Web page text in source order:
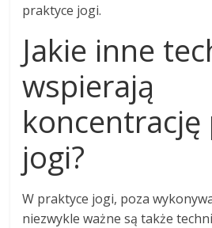
praktyce jogi.
Jakie inne
wspierają
koncentrację
jogi?
W praktyce jogi, poza
niezwykle ważne są także